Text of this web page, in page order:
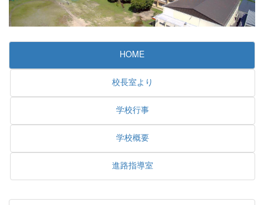
HOME
校長室より
学校行事
学校概要
進路指導室